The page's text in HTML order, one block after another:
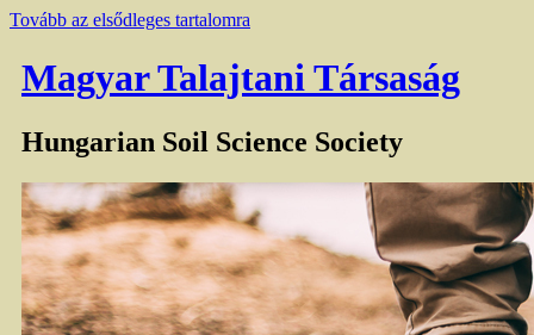
Tovább az elsődleges tartalomra
Magyar Talajtani Társaság
Hungarian Soil Science Society